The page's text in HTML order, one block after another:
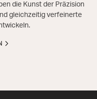
die Kunst der Präzision
gleichzeitig verfeinerte